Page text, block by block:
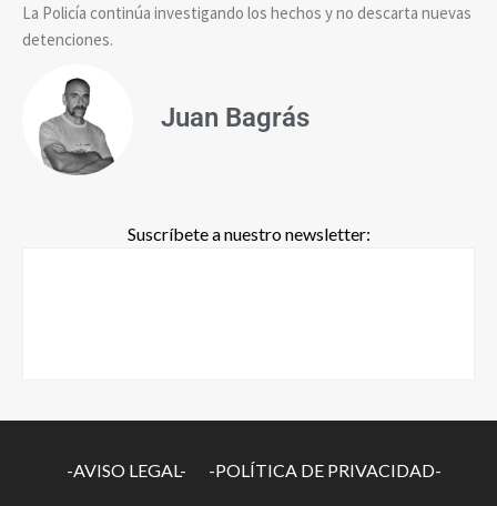
La Policía continúa investigando los hechos y no descarta nuevas
detenciones.
Juan Bagrás
Suscríbete a nuestro newsletter:
-AVISO LEGAL- -POLÍTICA DE PRIVACIDAD-